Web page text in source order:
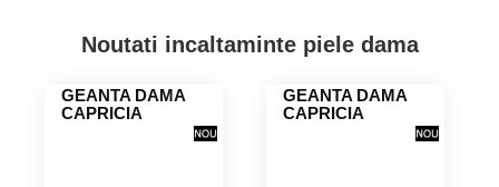
Noutati incaltaminte piele dama
GEANTA DAMA
CAPRICIA
GEANTA DAMA
CAPRICIA